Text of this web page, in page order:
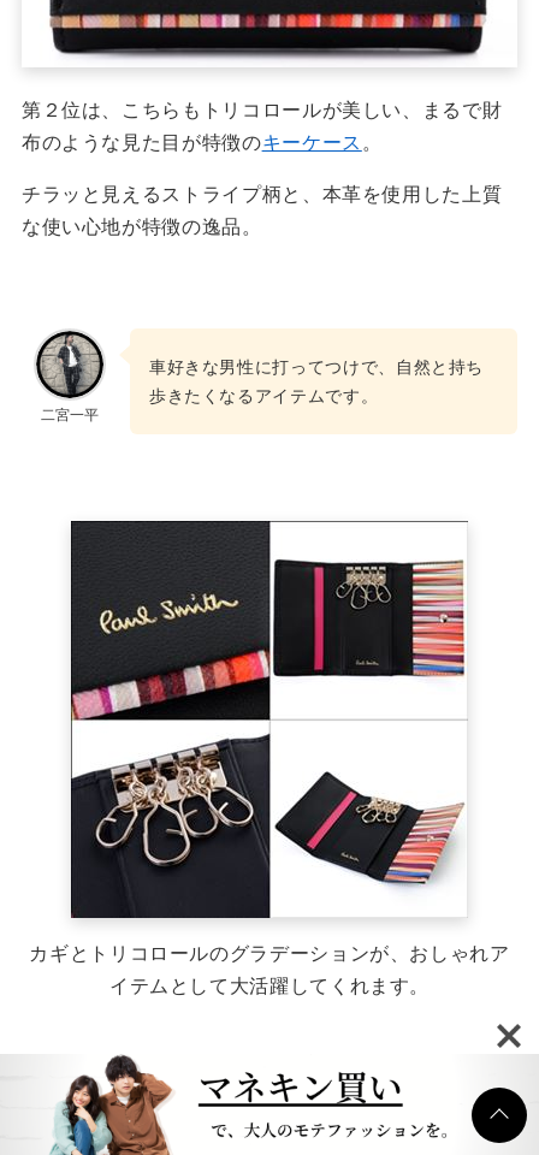
第２位は、こちらもトリコロールが美しい、まるで財
布のような見た目が特徴のキーケース 。
チラッと見えるストライプ柄と、本革を使用した上質
な使い心地が特徴の逸品。
二宮一平
車好きな男性に打ってつけで、自然と持ち
歩きたくなるアイテムです。
カギとトリコロールのグラデーションが、おしゃれア
イテムとして大活躍してくれます。
プレゼントにも良いミニマルなサイズ感で、デザイン
の若々しさと大人っぽさの絶妙なバランスも魅力的な